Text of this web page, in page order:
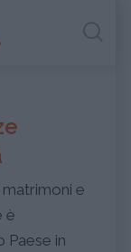
matrimoni e
è
Paese in